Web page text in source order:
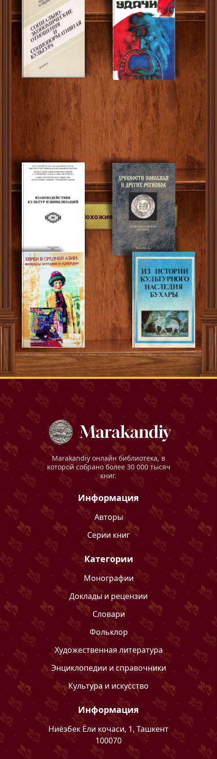
Похожие книги
Marakandiy онлайн библиотека, в
которой собрано более 30 000 тысяч
книг.
Информация
Авторы
Серии книг
Категории
Монографии
Доклады и рецензии
Словари
Фольклор
Художественная литература
Энциклопедии и справочники
Культура и искусство
Информация
Ниёзбек Ёли кочаси, 1, Ташкент
100070